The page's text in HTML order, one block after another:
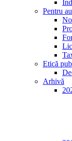
Pentru
Etică
Arhivă